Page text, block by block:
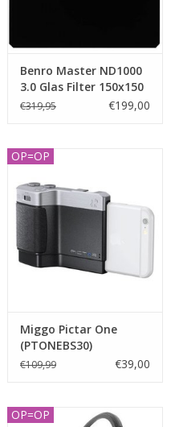
Benro Master ND1000
3.0 Glas Filter 150x150
€319,95 €199,00
OP=OP
Miggo Pictar One
(PTONEBS30)
€109,99 €39,00
OP=OP